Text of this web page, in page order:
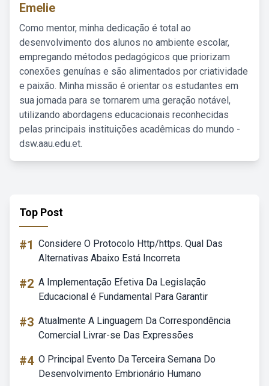
Emelie
Como mentor, minha dedicação é total ao
desenvolvimento dos alunos no ambiente escolar,
empregando métodos pedagógicos que priorizam
conexões genuínas e são alimentados por criatividade
e paixão. Minha missão é orientar os estudantes em
sua jornada para se tornarem uma geração notável,
utilizando abordagens educacionais reconhecidas
pelas principais instituições acadêmicas do mundo -
dsw.aau.edu.et.
Top Post
#1 Considere O Protocolo Http/https. Qual Das
Alternativas Abaixo Está Incorreta
#2 A Implementação Efetiva Da Legislação
Educacional é Fundamental Para Garantir
#3 Atualmente A Linguagem Da Correspondência
Comercial Livrar-se Das Expressões
#4 O Principal Evento Da Terceira Semana Do
Desenvolvimento Embrionário Humano